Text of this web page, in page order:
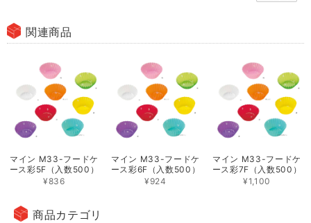
関連商品
マイン M33-フードケ
ース彩5F（入数500）
¥836
マイン M33-フードケ
ース彩6F（入数500）
¥924
マイン M33-フードケ
ース彩7F（入数500）
¥1,100
商品カテゴリ